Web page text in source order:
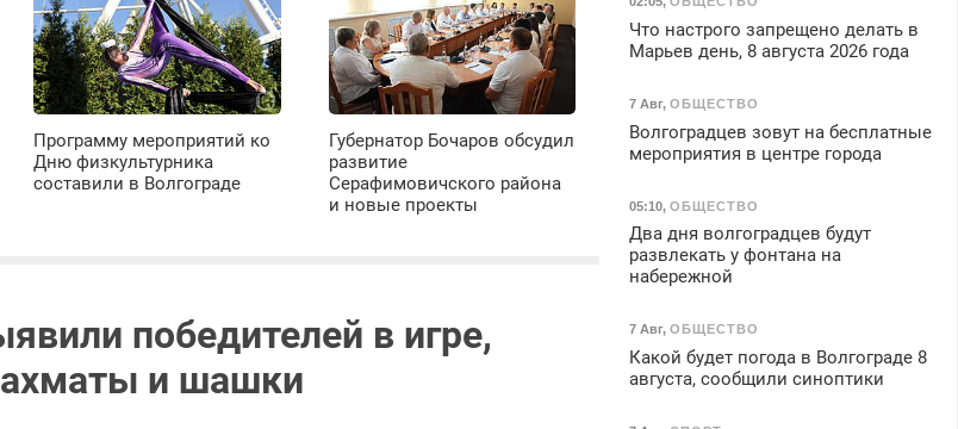
Программу мероприятий ко
Дню физкультурника
составили в Волгограде
Губернатор Бочаров обсудил
развитие
Серафимовичского района
и новые проекты
победителей в игре,
и шашки
Что настрого запрещено делать в
Марьев день, 8 августа 2026 года
7 Авг, ОБЩЕСТВО
Волгоградцев зовут на бесплатные
мероприятия в центре города
05:10, ОБЩЕСТВО
Два дня волгоградцев будут
развлекать у фонтана на
набережной
7 Авг, ОБЩЕСТВО
Какой будет погода в Волгограде 8
августа, сообщили синоптики